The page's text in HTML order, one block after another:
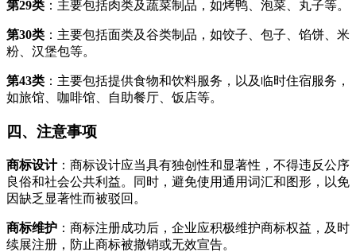
第29类 ：主要包括肉类及蔬菜制品，如烤鸭、泡菜、丸子等。
第30类 ：主要包括面类及谷类制品，如饺子、包子、馅饼、米
粉、汉堡包等。
第43类 ：主要包括提供食物和饮料服务，以及临时住宿服务，
如旅馆、咖啡馆、自助餐厅、饭店等。
四、注意事项
商标设计：商标设计应当具有独创性和显著性，不得违反公序
良俗和社会公共利益。同时，避免使用通用词汇和图形，以免
因缺乏显著性而被驳回。
商标维护 ：商标注册成功后，企业应积极维护商标权益，及时
续展注册，防止商标被撤销或无效宣告。